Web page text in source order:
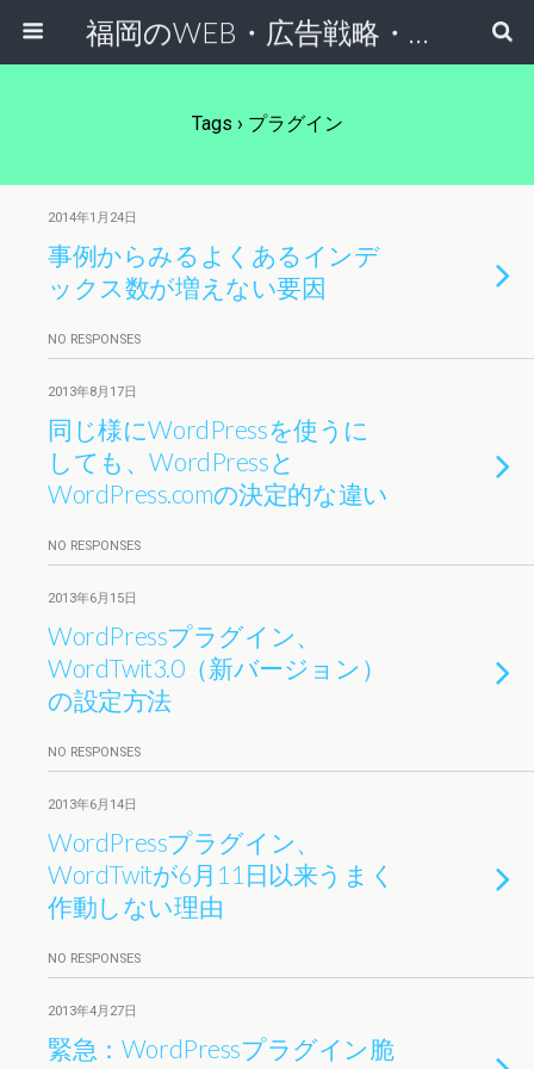
福岡のWEB・広告戦略・ネット集客コンサルのスケールフリーネットワーク
Tags › プラグイン
2014年1月24日
事例からみるよくあるインデ
ックス数が増えない要因
NO RESPONSES
2013年8月17日
同じ様にWordPressを使うに
しても、WordPressと
WordPress.comの決定的な違い
NO RESPONSES
2013年6月15日
WordPressプラグイン、
WordTwit3.0（新バージョン）
の設定方法
NO RESPONSES
2013年6月14日
WordPressプラグイン、
WordTwitが6月11日以来うまく
作動しない理由
NO RESPONSES
2013年4月27日
緊急：WordPressプラグイン脆